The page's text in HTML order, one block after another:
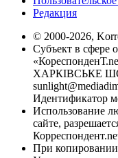
Редакция
© 2000-2026,
Субъект в сфере
ХАРКІВСЬКЕ
Идентификатор
Использование
сайте,
При